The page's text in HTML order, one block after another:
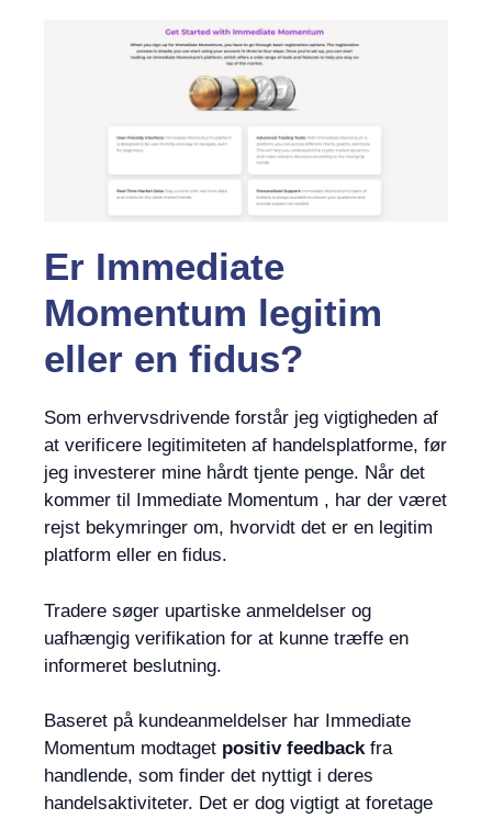
Er Immediate
Momentum legitim
eller en fidus?
Som erhvervsdrivende forstår jeg vigtigheden af ​​
at verificere legitimiteten af ​​handelsplatforme, før
jeg investerer mine hårdt tjente penge. Når det
kommer til Immediate Momentum , har der været
rejst bekymringer om, hvorvidt det er en legitim
platform eller en fidus.
Tradere søger upartiske anmeldelser og
uafhængig verifikation for at kunne træffe en
informeret beslutning.
Baseret på kundeanmeldelser har Immediate
Momentum modtaget positiv feedbackfra
handlende, som finder det nyttigt i deres
handelsaktiviteter. Det er dog vigtigt at foretage